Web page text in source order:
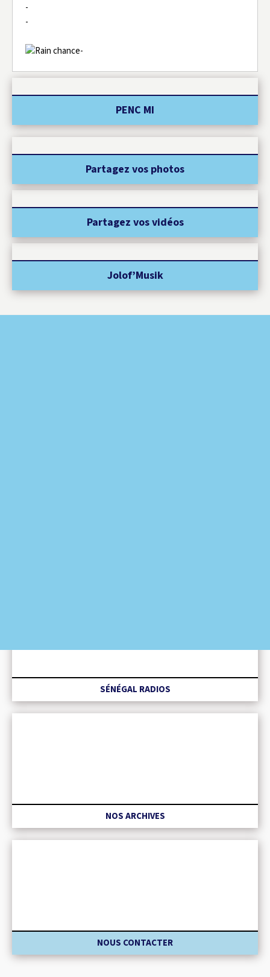
-
-
-
PENC MI
Partagez vos photos
Partagez vos vidéos
Jolof’Musik
SÉNÉGAL RADIOS
NOS ARCHIVES
NOUS CONTACTER